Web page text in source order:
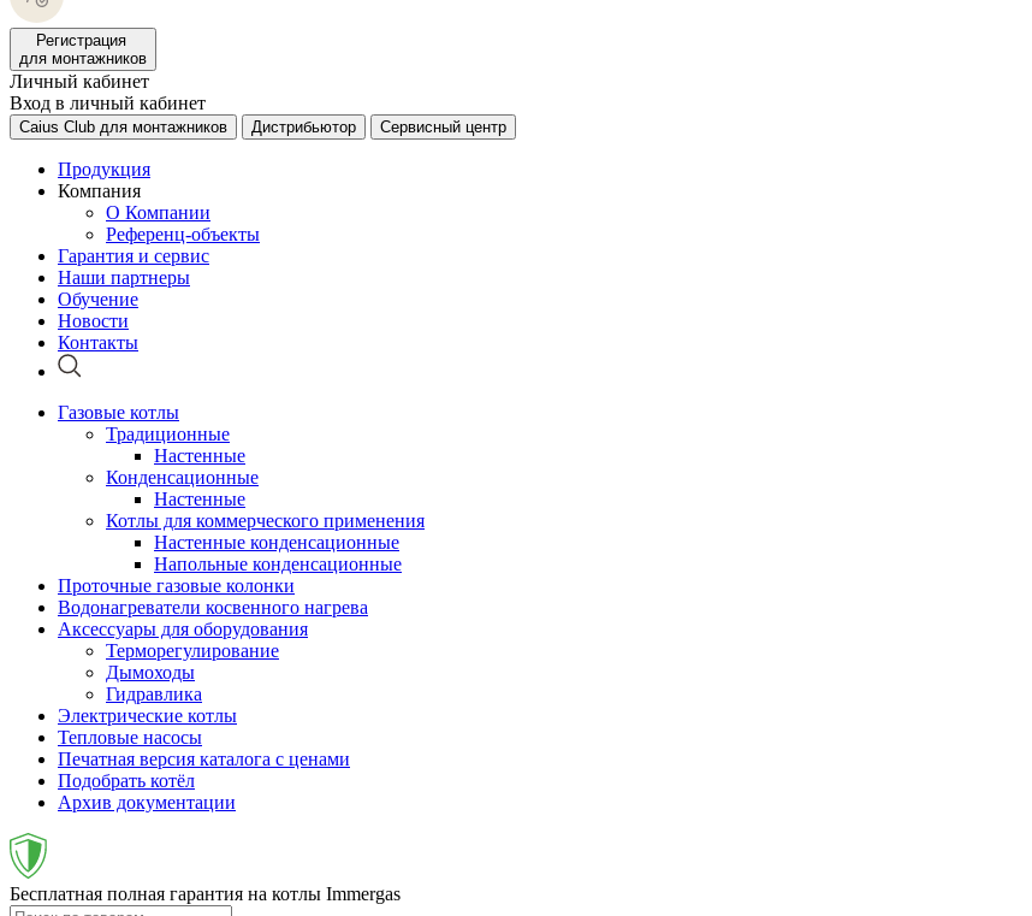
Регистрация
для монтажников
Личный кабинет
Вход в личный кабинет
Caius Club для монтажников Дистрибьютор Сервисный центр
Продукция
Компания
О Компании
Референц-объекты
Гарантия и сервис
Наши партнеры
Обучение
Новости
Контакты
Газовые котлы
Традиционные
Настенные
Конденсационные
Настенные
Котлы для коммерческого применения
Настенные конденсационные
Напольные конденсационные
Проточные газовые колонки
Водонагреватели косвенного нагрева
Аксессуары для оборудования
Терморегулирование
Дымоходы
Гидравлика
Электрические котлы
Тепловые насосы
Печатная версия каталога с ценами
Подобрать котёл
Архив документации
Бесплатная полная гарантия на котлы Immergas